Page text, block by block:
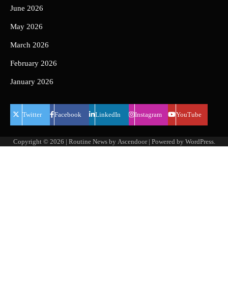
June 2026
May 2026
March 2026
February 2026
January 2026
Twitter Facebook LinkedIn Instagram YouTube
Copyright © 2026 | Routine News by Ascendoor| Powered by WordPress.